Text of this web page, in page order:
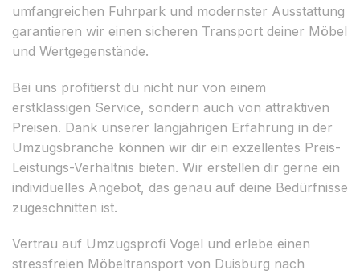
umfangreichen Fuhrpark und modernster Ausstattung
garantieren wir einen sicheren Transport deiner Möbel
und Wertgegenstände.
Bei uns profitierst du nicht nur von einem
erstklassigen Service, sondern auch von attraktiven
Preisen. Dank unserer langjährigen Erfahrung in der
Umzugsbranche können wir dir ein exzellentes Preis-
Leistungs-Verhältnis bieten. Wir erstellen dir gerne ein
individuelles Angebot, das genau auf deine Bedürfnisse
zugeschnitten ist.
Vertrau auf Umzugsprofi Vogel und erlebe einen
stressfreien Möbeltransport von Duisburg nach